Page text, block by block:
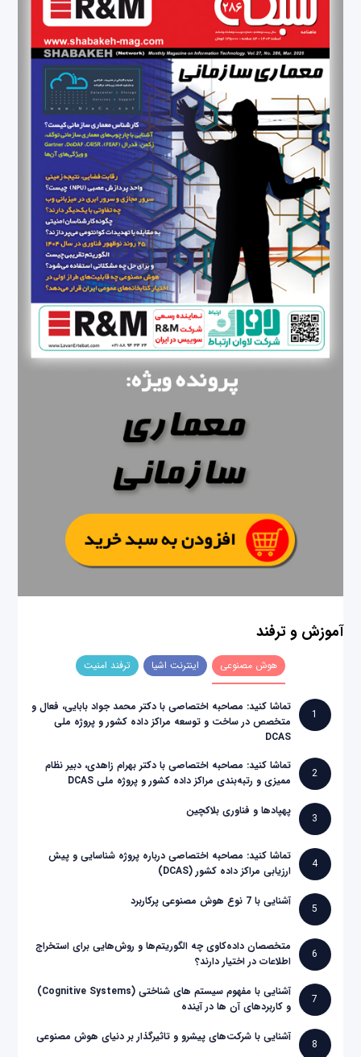
آموزش و ترفند
هوش مصنوعی اینترنت اشیا ترفند امنیت
1
تماشا کنید: مصاحبه اختصاصی با دکتر محمد جواد بابایی، فعال و
متخصص در ساخت و توسعه مراکز داده کشور و پروژه ملی
DCAS
2
تماشا کنید: مصاحبه اختصاصی با دکتر بهرام زاهدی، دبیر نظام
ممیزی و رتبه‌بندی مراکز داده کشور و پروژه ملی DCAS
3
پهپادها و فناوری بلاکچین
4
تماشا کنید: مصاحبه اختصاصی درباره پروژه شناسایی و پیش
ارزیابی مراکز داده کشور (DCAS)
5
آشنایی با 7 نوع هوش مصنوعی پرکاربرد
6
متخصصان داده‌کاوی چه الگوریتم‌ها و روش‌هایی برای استخراج
اطلاعات در اختیار دارند؟
7
آشنایی با مفهوم سیستم های شناختی (Cognitive Systems)
و کاربردهای آن ها در آینده
8
آشنایی با شرکت‌های پیشرو و تاثیرگذار بر دنیای هوش مصنوعی